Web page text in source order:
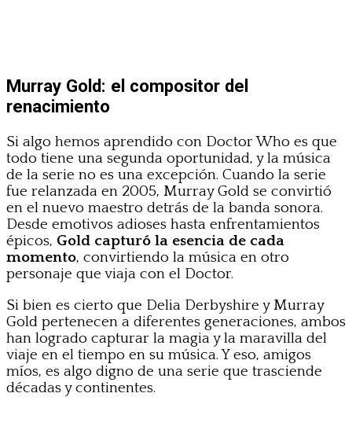
Murray Gold: el compositor del
renacimiento
Si algo hemos aprendido con Doctor Who es que
todo tiene una segunda oportunidad, y la música
de la serie no es una excepción. Cuando la serie
fue relanzada en 2005, Murray Gold se convirtió
en el nuevo maestro detrás de la banda sonora.
Desde emotivos adioses hasta enfrentamientos
épicos, Gold capturó la esencia de cada
momento, convirtiendo la música en otro
personaje que viaja con el Doctor.
Si bien es cierto que Delia Derbyshire y Murray
Gold pertenecen a diferentes generaciones, ambos
han logrado capturar la magia y la maravilla del
viaje en el tiempo en su música. Y eso, amigos
míos, es algo digno de una serie que trasciende
décadas y continentes.